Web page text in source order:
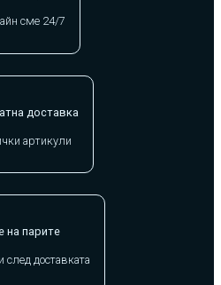
сме 24/7
доставка
артикули
на парите
след доставката